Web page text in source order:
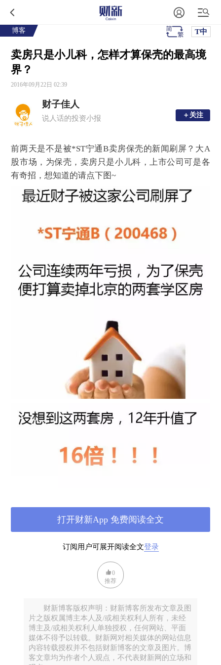
博客 T中
卖房只是小儿科，怎样才算保壳的最高境
界？
2016年09月22日 02:39
财子佳人
说人话的投资小报 ＋关注
＋关注
前两天是不是被*ST宁通B卖房保壳的新闻刷屏？大A
股市场，为保壳，卖房只是小儿科，上市公司可是各
有奇招，想知道的请点下图~
订阅用户可展开阅读全文登录
打开财新App 免费阅读全文
0
推荐
财新博客版权声明：财新博客所发布文章及图
片之版权属博主本人及/或相关权利人所有，未经
博主及/或相关权利人单独授权，任何网站、平面
媒体不得予以转载。财新网对相关媒体的网站信息
内容转载授权并不包括财新博客的文章及图片。博
客文章均为作者个人观点，不代表财新网的立场和